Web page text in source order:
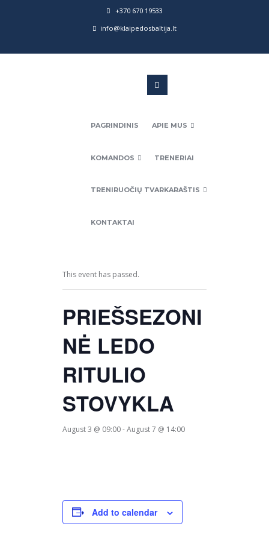
+370 670 19533
info@klaipedosbaltija.lt
PAGRINDINIS APIE MUS
KOMANDOS TRENERIAI
TRENIRUOČIŲ TVARKARAŠTIS
KONTAKTAI
This event has passed.
PRIEŠSEZONI
NĖ LEDO
RITULIO
STOVYKLA
August 3 @ 09:00-August 7 @ 14:00
Add to calendar